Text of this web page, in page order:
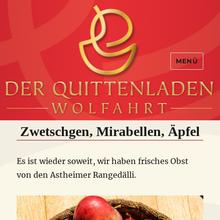
MENÜ
Zwetschgen, Mirabellen, Äpfel
Es ist wieder soweit, wir haben frisches Obst
von den Astheimer Rangedälli.